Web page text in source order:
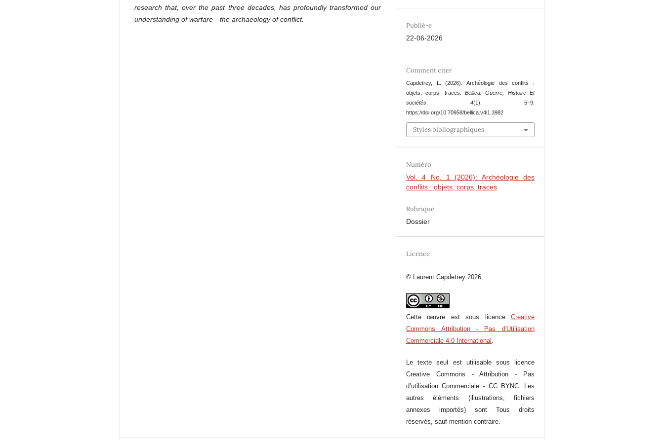
research that, over the past three decades, has profoundly transformed our
understanding of warfare—the archaeology of conflict.
Publié-e
22-06-2026
Comment citer
Capdetrey, L. (2026). Archéologie des conflits :
objets, corps, traces. Bellica. Guerre, Histoire Et
sociétés
4(1), 5–9.
https://doi.org/10.70958/bellica.v4i1.3982
Styles bibliographiques
Numéro
Vol. 4 No. 1 (2026): Archéologie des
conflits : objets, corps, traces
Rubrique
Dossier
Licence
© Laurent Capdetrey 2026
Cette œuvre est sous licence Creative
Commons Attribution - Pas d'Utilisation
Commerciale 4.0 International .
Le texte seul est utilisable sous licence
Creative Commons - Attribution - Pas
d’utilisation Commerciale - CC BYNC. Les
autres éléments (illustrations, fichiers
annexes importés) sont Tous droits
réservés, sauf mention contraire.